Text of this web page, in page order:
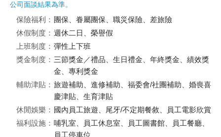
公司面談結果為準。
保險福利： 團保、眷屬團保、職災保險、差旅險
休假制度： 週休二日、榮譽假
上班制度： 彈性上下班
獎金制度： 三節獎金／禮品、生日禮金、年終獎金、績效獎
金、專利獎金
輔助津貼： 旅遊補助、進修補助、福委會/社團補助、婚喪喜
慶津貼、生育津貼
休閒娛樂： 國內員工旅遊、尾牙/不定期餐敘、員工電影欣賞
福利設施： 哺乳室、員工休息室、員工圖書館、員工餐廳、
員工停車位